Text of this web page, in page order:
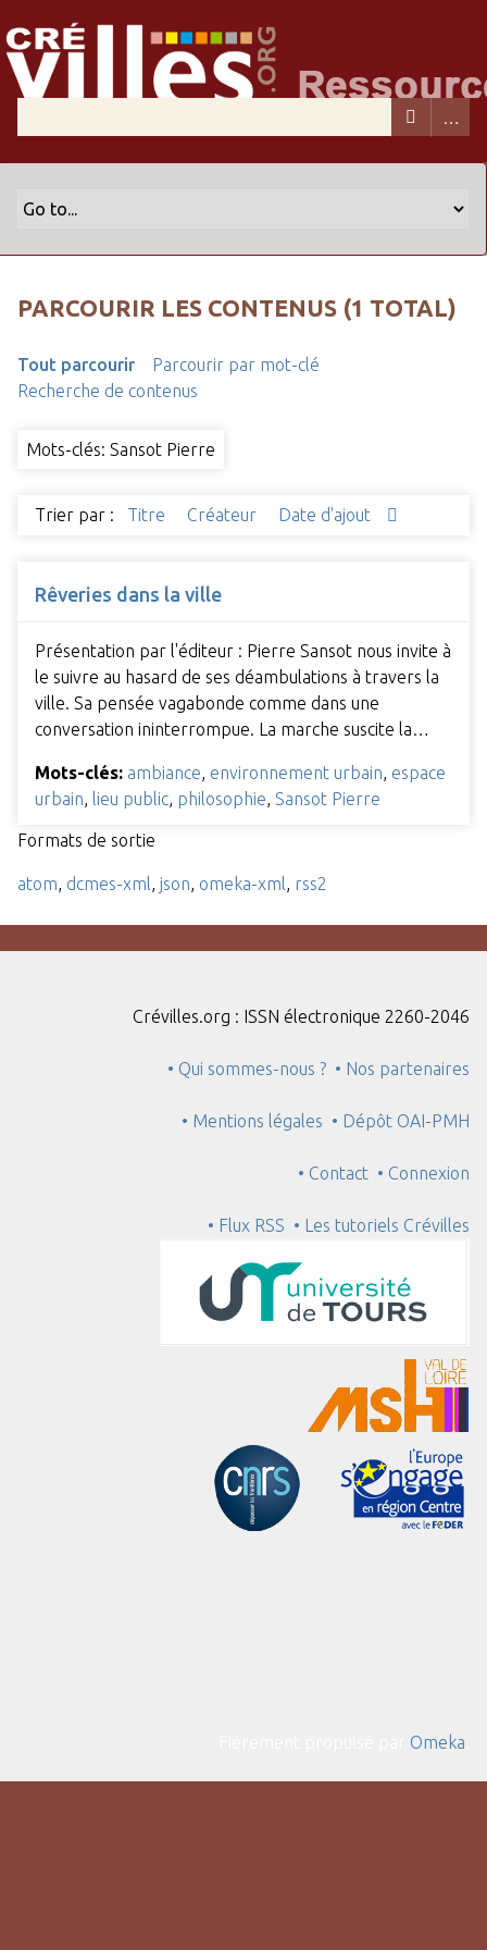
PARCOURIR LES CONTENUS (1 TOTAL)
Tout parcourir
Parcourir par mot-clé
Recherche de contenus
Mots-clés: Sansot Pierre
Trier par : Titre Créateur Date d'ajout
Rêveries dans la ville
Présentation par l'éditeur : Pierre Sansot nous invite à
le suivre au hasard de ses déambulations à travers la
ville. Sa pensée vagabonde comme dans une
conversation ininterrompue. La marche suscite la…
Mots-clés: ambiance environnement urbain espace
urbain
lieu public philosophie Sansot Pierre
Formats de sortie
atom dcmes-xml json omeka-xml rss2
Crévilles.org : ISSN électronique 2260-2046
• Qui sommes-nous ? • Nos partenaires
• Mentions légales • Dépôt OAI-PMH
• Contact • Connexion
• Flux RSS • Les tutoriels Crévilles
Omeka